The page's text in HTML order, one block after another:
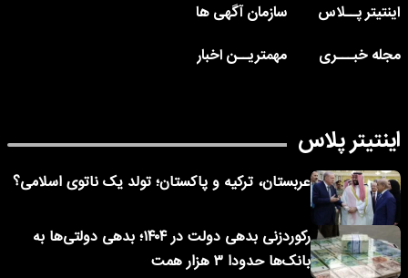
اینتیتر پــلاس
سازمان آگهی ها
مجله خبـــری
مهمتریــن اخبار
اینتیتر پلاس
عربستان، ترکیه و پاکستان؛ تولد یک ناتوی اسلامی؟
رکوردزنی بدهی دولت در ۱۴۰۴؛ بدهی دولتی‌ها به
بانک‌ها حدودا ۳ هزار همت